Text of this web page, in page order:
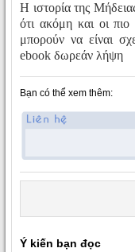
Η ιστορία της
ότι ακόμη και οι πιο
μπορούν να είναι
ebook δωρεάν λήψη
Bạn có thể xem thêm:
Ý kiến bạn đọc